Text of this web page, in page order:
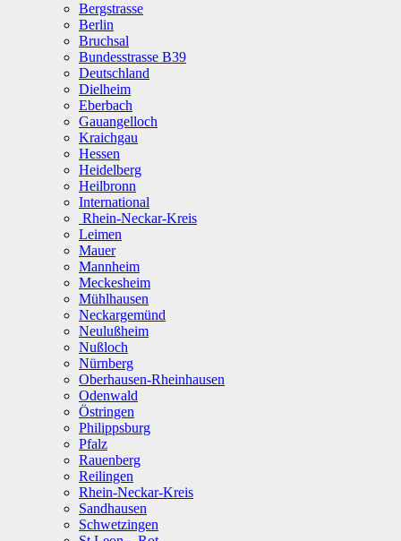
Bergstrasse
Berlin
Bruchsal
Bundesstrasse B39
Deutschland
Dielheim
Eberbach
Gauangelloch
Kraichgau
Hessen
Heidelberg
Heilbronn
International
Rhein-Neckar-Kreis
Leimen
Mauer
Mannheim
Meckesheim
Mühlhausen
Neckargemünd
Neulußheim
Nußloch
Nürnberg
Oberhausen-Rheinhausen
Odenwald
Östringen
Philippsburg
Pfalz
Rauenberg
Reilingen
Rhein-Neckar-Kreis
Sandhausen
Schwetzingen